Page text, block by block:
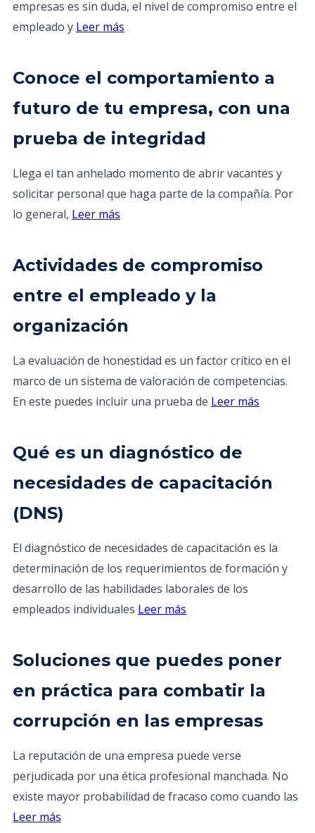
empresas es sin duda, el nivel de compromiso entre el
empleado y Leer más
Conoce el comportamiento a
futuro de tu empresa, con una
prueba de integridad
Llega el tan anhelado momento de abrir vacantes y
solicitar personal que haga parte de la compañía. Por
lo general, Leer más
Actividades de compromiso
entre el empleado y la
organización
La evaluación de honestidad es un factor crítico en el
marco de un sistema de valoración de competencias.
En este puedes incluir una prueba de Leer más
Qué es un diagnóstico de
necesidades de capacitación
(DNS)
El diagnóstico de necesidades de capacitación es la
determinación de los requerimientos de formación y
desarrollo de las habilidades laborales de los
empleados individuales Leer más
Soluciones que puedes poner
en práctica para combatir la
corrupción en las empresas
La reputación de una empresa puede verse
perjudicada por una ética profesional manchada. No
existe mayor probabilidad de fracaso como cuando las
Leer más